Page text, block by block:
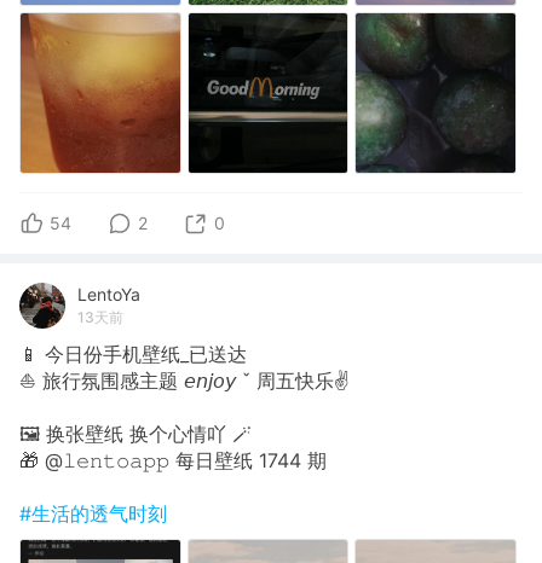
54 2 0
LentoYa
13天前
📱 今日份手机壁纸_已送达
⛵️ 旅行氛围感主题 𝘦𝘯𝘫𝘰𝘺 ˇ 周五快乐✌
🖼 换张壁纸 换个心情吖 🪄
🎁 @𝚕𝚎𝚗𝚝𝚘𝚊𝚙𝚙 每日壁纸 1744 期
#生活的透气时刻